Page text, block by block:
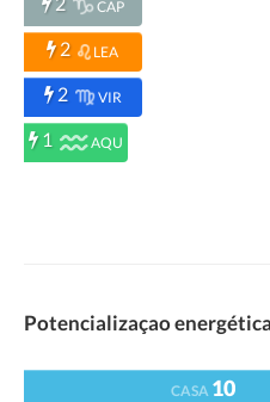
CAP
2 LEA
2 VIR
1 AQU
Potencializaçao energética
CASA 10